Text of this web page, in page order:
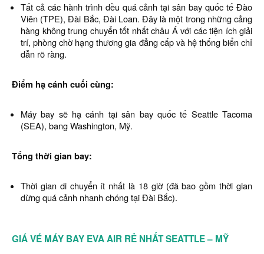
Tất cả các hành trình đều quá cảnh tại sân bay quốc tế Đào
Viên (TPE), Đài Bắc, Đài Loan. Đây là một trong những cảng
hàng không trung chuyển tốt nhất châu Á với các tiện ích giải
trí, phòng chờ hạng thương gia đẳng cấp và hệ thống biển chỉ
dẫn rõ ràng.
Điểm hạ cánh cuối cùng:
Máy bay sẽ hạ cánh tại sân bay quốc tế Seattle Tacoma
(SEA), bang Washington, Mỹ.
Tổng thời gian bay:
Thời gian di chuyển ít nhất là 18 giờ (đã bao gồm thời gian
dừng quá cảnh nhanh chóng tại Đài Bắc).
GIÁ VÉ MÁY BAY EVA AIR RẺ NHẤT SEATTLE – MỸ